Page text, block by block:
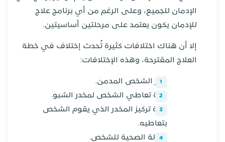
الإدمان للجميع، وعلى الرغم من أي برنامج علاج
للإدمان يكون يعتمد على مرحلتين أساسيتين.
إلا أن هناك اختلافات كثيرة تُحدث إختلاف في خطة
العلاج المقترحة، وهذه الإختلافات:
عمر الشخص المدمن.
مدة تعاطي الشخص لمخدر الشبو.
قوة تركيز المخدر الذي يقوم الشخص
بتعاطيه.
الحالة الصحية للشخص.